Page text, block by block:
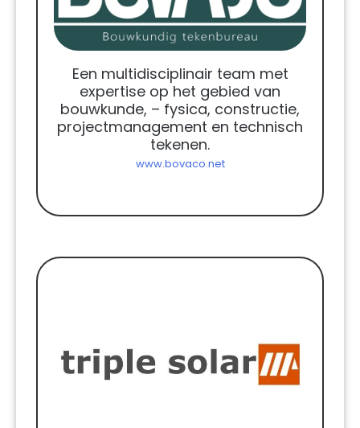
Een multidisciplinair team met
expertise op het gebied van
bouwkunde, – fysica, constructie,
projectmanagement en technisch
tekenen.
www.bovaco.net